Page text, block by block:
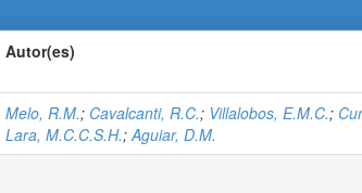
Autor(es)
Melo, R.M.; Cavalcanti, R.C.; Villalobos, E.M.C.;
Lara, M.C.C.S.H.; Aguiar, D.M.